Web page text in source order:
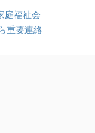
庭福祉会
重要連絡